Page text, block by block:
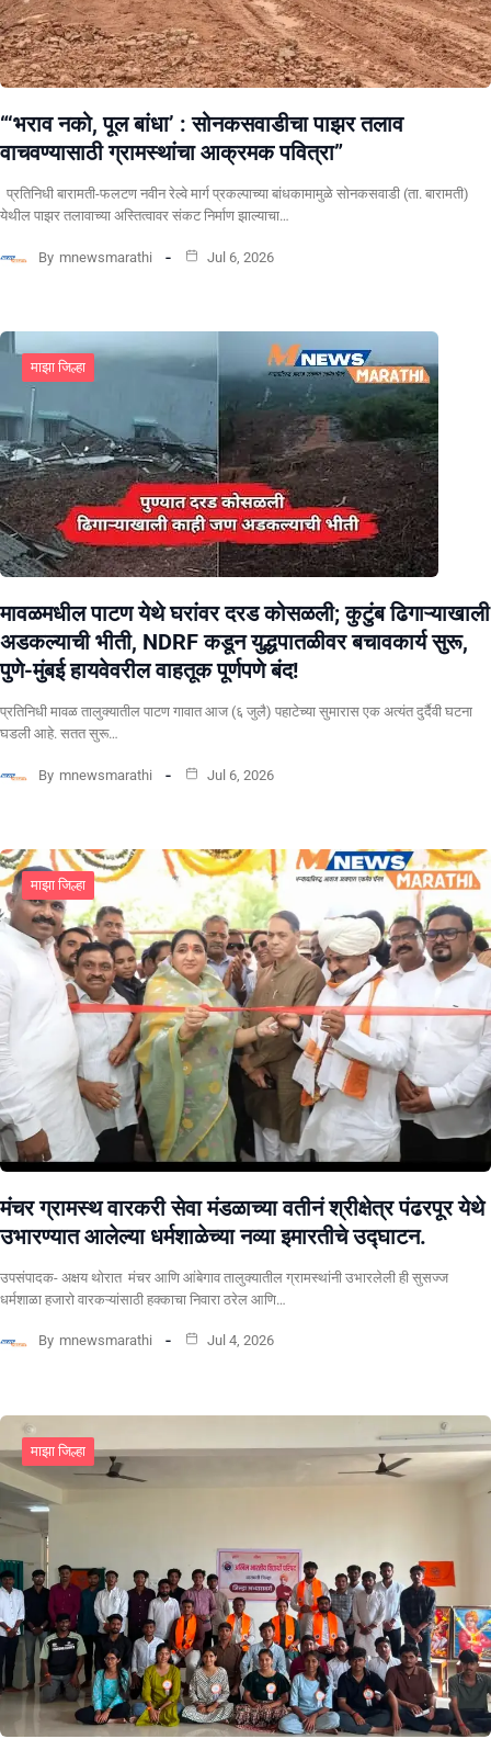
“‘भराव नको, पूल बांधा’ : सोनकसवाडीचा पाझर तलाव
वाचवण्यासाठी ग्रामस्थांचा आक्रमक पवित्रा”
प्रतिनिधी बारामती-फलटण नवीन रेल्वे मार्ग प्रकल्पाच्या बांधकामामुळे सोनकसवाडी (ता. बारामती)
येथील पाझर तलावाच्या अस्तित्वावर संकट निर्माण झाल्याचा…
By mnewsmarathi Jul 6, 2026
माझा जिल्हा
मावळमधील पाटण येथे घरांवर दरड कोसळली; कुटुंब ढिगाऱ्याखाली
अडकल्याची भीती, NDRF कडून युद्धपातळीवर बचावकार्य सुरू,
पुणे-मुंबई हायवेवरील वाहतूक पूर्णपणे बंद!
​प्रतिनिधी मावळ तालुक्यातील पाटण गावात आज (६ जुलै) पहाटेच्या सुमारास एक अत्यंत दुर्दैवी घटना
घडली आहे. सतत सुरू…
By mnewsmarathi Jul 6, 2026
माझा जिल्हा
मंचर ग्रामस्थ वारकरी सेवा मंडळाच्या वतीनं श्रीक्षेत्र पंढरपूर येथे
उभारण्यात आलेल्या धर्मशाळेच्या नव्या इमारतीचे उद्घाटन.
उपसंपादक- अक्षय थोरात मंचर आणि आंबेगाव तालुक्यातील ग्रामस्थांनी उभारलेली ही सुसज्ज
धर्मशाळा हजारो वारकऱ्यांसाठी हक्काचा निवारा ठरेल आणि…
By mnewsmarathi Jul 4, 2026
माझा जिल्हा